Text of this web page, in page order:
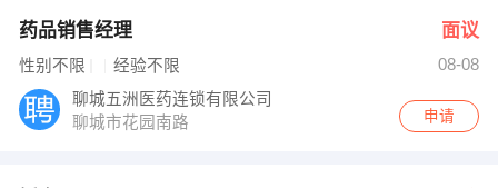
药品销售经理 面议
性别不限 经验不限
08-08
聊城五洲医药连锁有限公司
聊城市花园南路
申请